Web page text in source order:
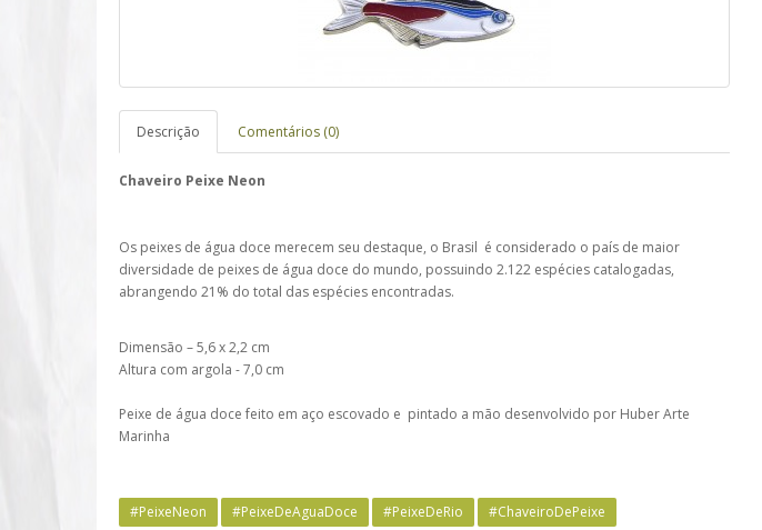
Descrição Comentários (0)
Chaveiro Peixe Neon
Os peixes de água doce merecem seu destaque, o Brasil é considerado o país de maior
diversidade de peixes de água doce do mundo, possuindo 2.122 espécies catalogadas,
abrangendo 21% do total das espécies encontradas.
Dimensão – 5,6 x 2,2 cm
Altura com argola - 7,0 cm
Peixe de água doce feito em aço escovado e pintado a mão desenvolvido por Huber Arte
Marinha
#PeixeNeon #PeixeDeAguaDoce #PeixeDeRio #ChaveiroDePeixe